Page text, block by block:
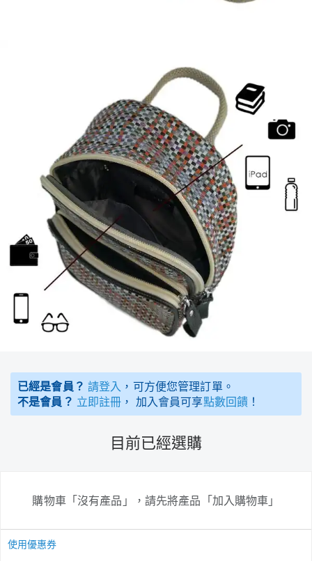
已經是會員？ 請登入 ，可方便您管理訂單。
不是會員？ 立即註冊 ， 加入會員可享點數回饋！
目前已經選購
購物車「沒有產品」，請先將產品「加入購物車」
使用優惠券